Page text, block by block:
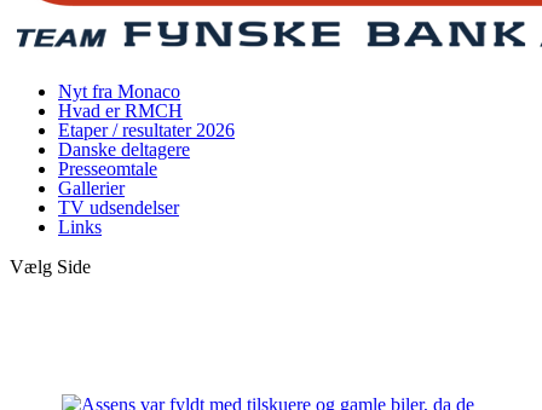
Nyt fra Monaco
Hvad er RMCH
Etaper / resultater 2026
Danske deltagere
Presseomtale
Gallerier
TV udsendelser
Links
Vælg Side